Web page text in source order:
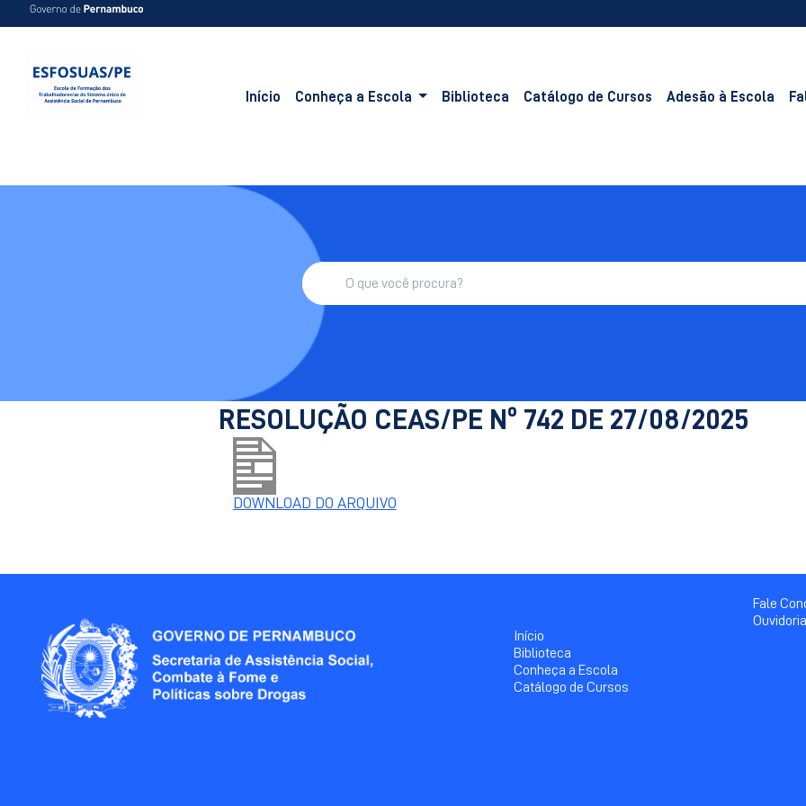
Início Conheça a Escola Biblioteca Catálogo de Cursos Adesão à Escola
​​RESOLUÇÃO CEAS/PE Nº 742 DE 27/08/2025
DOWNLOAD DO ARQUIVO
Início
Biblioteca
Conheça a Escola
Catálogo de Cursos
Fale
Ouvidoria